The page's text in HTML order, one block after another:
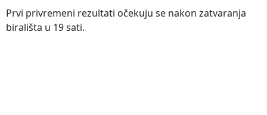
Prvi privremeni rezultati očekuju se nakon zatvaranja
birališta u 19 sati.